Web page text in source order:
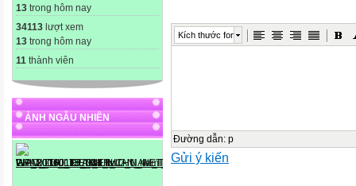
13 trong hôm nay
34113 lượt xem
13 trong hôm nay
11 thành viên
ẢNH NGẪU NHIÊN
- Thẻ chữ và bút dạ để chơi
- Phiếu bài tập hoạt động 3.
1. Khởi động:
Kích thước font
Đường dẫn: p
Gửi ý kiến